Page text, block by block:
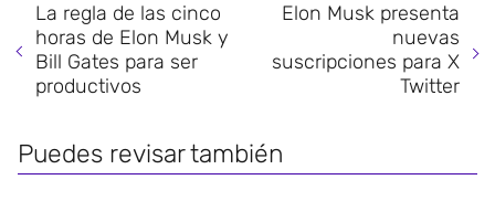
La regla de las cinco
horas de Elon Musk y
Bill Gates para ser
productivos
Elon Musk presenta
nuevas
suscripciones para X
Twitter
Puedes revisar también